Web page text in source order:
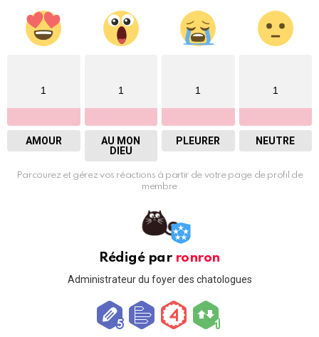
1
AMOUR
1
AU MON
DIEU
1
PLEURER
1
NEUTRE
Parcourez et gérez vos réactions à partir de votre page de profil de
membre
Rédigé par ronron
Administrateur du foyer des chatologues